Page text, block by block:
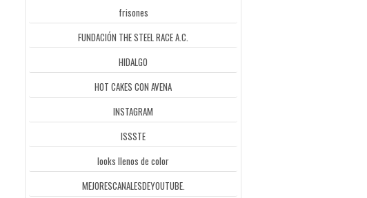
frisones
FUNDACIÓN THE STEEL RACE A.C.
HIDALGO
HOT CAKES CON AVENA
INSTAGRAM
ISSSTE
looks llenos de color
MEJORESCANALESDEYOUTUBE.